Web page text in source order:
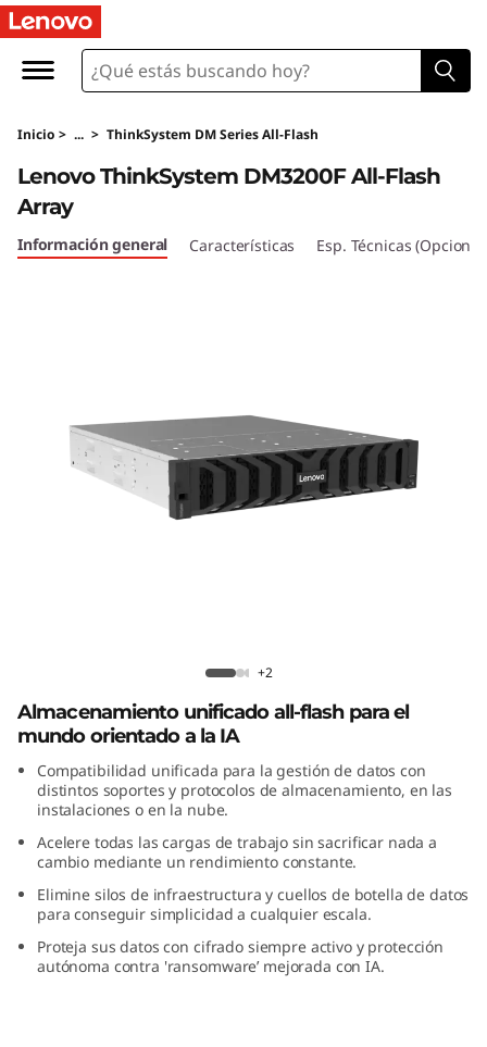
M
T
h
k
S
Inicio > ... > ThinkSystem DM Series All-Flash
Lenovo ThinkSystem DM3200F All-Flash
Array
Información general Características Esp. Técnicas
+2
Almacenamiento unificado all-flash para el
mundo orientado a la IA
Compatibilidad unificada para la gestión de datos con
distintos soportes y protocolos de almacenamiento, en las
instalaciones o en la nube.
Acelere todas las cargas de trabajo sin sacrificar nada a
cambio mediante un rendimiento constante.
Elimine silos de infraestructura y cuellos de botella de datos
para conseguir simplicidad a cualquier escala.
Proteja sus datos con cifrado siempre activo y protección
autónoma contra 'ransomware’ mejorada con IA.